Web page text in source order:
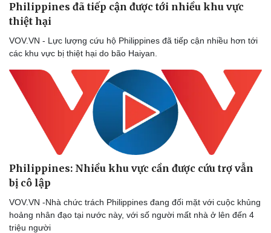
Thể thao
Bóng đá
Lịch thi đấu bóng đá
Thế giới thể thao
Hậu trường
Ô tô - Xe máy
Ô tô
Xe máy
Tư vấn
Philippines đã tiếp cận được tới nhiều khu vực
thiệt hại
VOV.VN - Lực lượng cứu hộ Philippines đã tiếp cận nhiều hơn tới
các khu vực bị thiệt hại do bão Haiyan.
Philippines: Nhiều khu vực cần được cứu trợ vẫn
bị cô lập
VOV.VN -Nhà chức trách Philippines đang đối mặt với cuộc khủng
hoảng nhân đạo tại nước này, với số người mất nhà ở lên đến 4
triệu người